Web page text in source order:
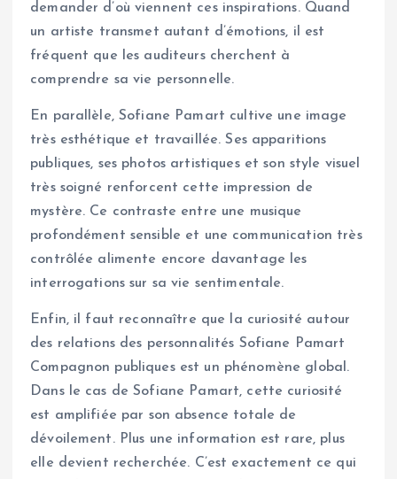
demander d’où viennent ces inspirations. Quand
un artiste transmet autant d’émotions, il est
fréquent que les auditeurs cherchent à
comprendre sa vie personnelle.
En parallèle, Sofiane Pamart cultive une image
très esthétique et travaillée. Ses apparitions
publiques, ses photos artistiques et son style visuel
très soigné renforcent cette impression de
mystère. Ce contraste entre une musique
profondément sensible et une communication très
contrôlée alimente encore davantage les
interrogations sur sa vie sentimentale.
Enfin, il faut reconnaître que la curiosité autour
des relations des personnalités Sofiane Pamart
Compagnon publiques est un phénomène global.
Dans le cas de Sofiane Pamart, cette curiosité
est amplifiée par son absence totale de
dévoilement. Plus une information est rare, plus
elle devient recherchée. C’est exactement ce qui